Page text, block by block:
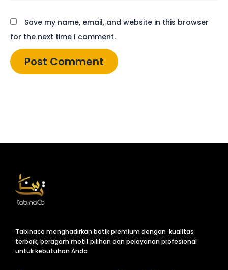
Save my name, email, and website in this browser
for the next time I comment.
Tabinaco menghadirkan batik premium dengan kualitas
terbaik, beragam motif pilihan dan pelayanan profesional
untuk kebutuhan Anda